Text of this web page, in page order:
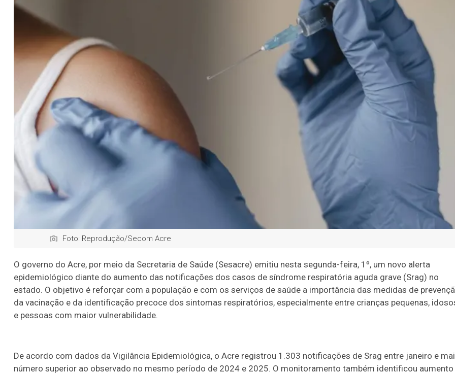
Foto: Reprodução/Secom Acre
O governo do Acre, por meio da Secretaria de Saúde (Sesacre) emitiu nesta segunda-feira, 1º, um novo alerta
epidemiológico diante do aumento das notificações dos casos de síndrome respiratória aguda grave (Srag) no
estado. O objetivo é reforçar com a população e com os serviços de saúde a importância das medidas de
da vacinação e da identificação precoce dos sintomas respiratórios, especialmente entre crianças pequenas,
e pessoas com maior vulnerabilidade.
De acordo com dados da Vigilância Epidemiológica, o Acre registrou 1.303 notificações de Srag entre janeiro e
número superior ao observado no mesmo período de 2024 e 2025. O monitoramento também identificou aumento